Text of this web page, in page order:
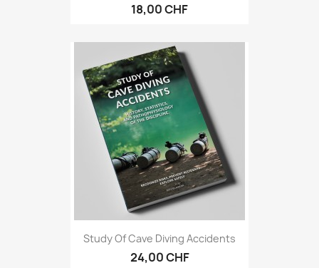
18,00 CHF
Study Of Cave Diving Accidents
24,00 CHF